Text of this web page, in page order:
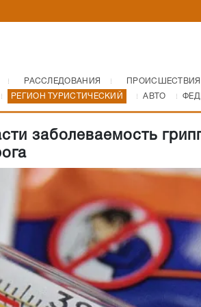
РАССЛЕДОВАНИЯ
ПРОИСШЕСТВИЯ
РЕГИОН ТУРИСТИЧЕСКИЙ АВТО
заболеваемость